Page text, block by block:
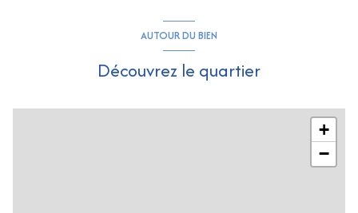
AUTOUR DU BIEN
Découvrez le quartier
+
−